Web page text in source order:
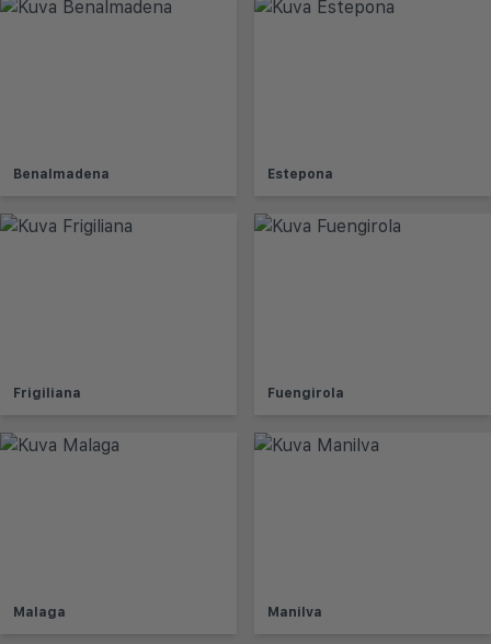
Benalmadena Estepona
Frigiliana Fuengirola
Malaga Manilva